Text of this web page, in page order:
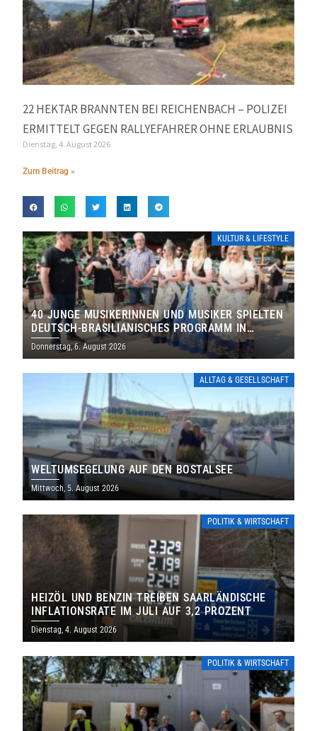
22 HEKTAR BRANNTEN BEI REICHENBACH – POLIZEI
ERMITTELT GEGEN RALLYEFAHRER OHNE ERLAUBNIS
Dienstag, 4. August 2026
Zum Beitrag »
KULTUR & LIFESTYLE
40 JUNGE MUSIKERINNEN UND MUSIKER SPIELTEN
DEUTSCH-BRASILIANISCHES PROGRAMM IN
THOLEY
Donnerstag, 6. August 2026
ALLTAG & GESELLSCHAFT
WELTUMSEGELUNG AUF DEN BOSTALSEE
Mittwoch, 5. August 2026
POLITIK & WIRTSCHAFT
HEIZÖL UND BENZIN TREIBEN SAARLÄNDISCHE
INFLATIONSRATE IM JULI AUF 3,2 PROZENT
Dienstag, 4. August 2026
POLITIK & WIRTSCHAFT